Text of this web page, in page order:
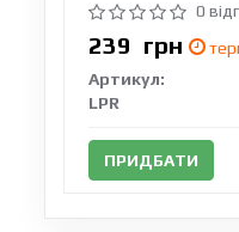
0
239 грн
Артикул:
LPR
ПРИДБАТИ